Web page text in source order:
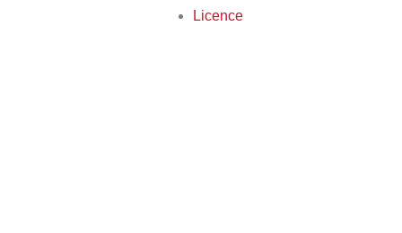
Licence